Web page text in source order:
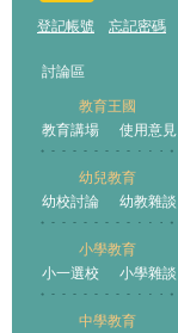
登記帳號 忘記密碼
討論區
教育王國
教育講場
使用意見
幼兒教育
幼校討論
幼教雜談
小學教育
小一選校
小學雜談
中學教育